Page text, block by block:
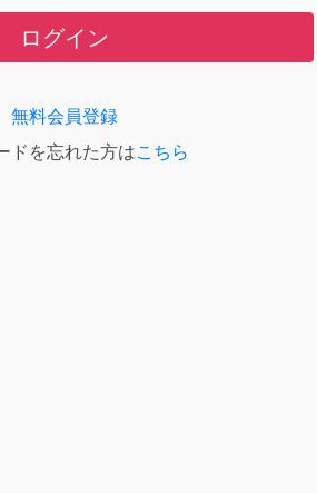
ログイン
無料会員登録
ドを忘れた方はこちら